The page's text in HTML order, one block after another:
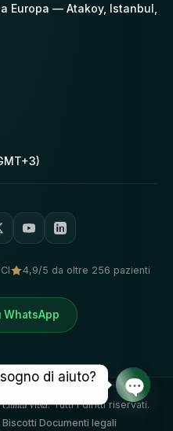
Europa — Atakoy, Istanbul,
4,9/5 da oltre 256 pazienti
WhatsApp
Clinica Vivid. Tutti i diritti riservati.
Biscotti Documenti legali
di aiuto?
Chat